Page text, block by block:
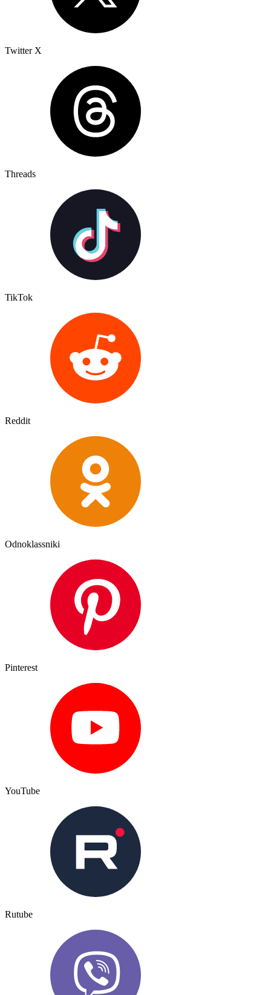
Twitter X
Threads
TikTok
Reddit
Odnoklassniki
Pinterest
YouTube
Rutube